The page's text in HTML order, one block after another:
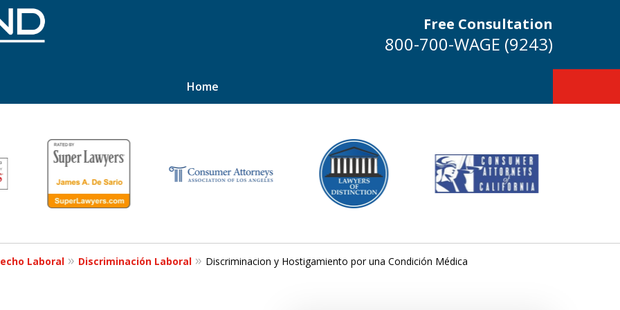
Free Consultation
800-700-WAGE (9243)
Home
Derechos
Laboral Discriminación Laboral Discriminacion y Hostigamiento por una Condición Médica